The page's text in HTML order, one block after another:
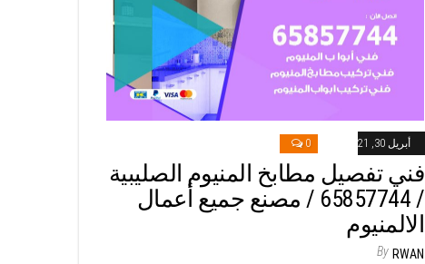
أبريل 30, 2021 0
فني تفصيل مطابخ المنيوم الصليبية
/ 65857744 / مصنع جميع أعمال
الالمنيوم
By RWAN